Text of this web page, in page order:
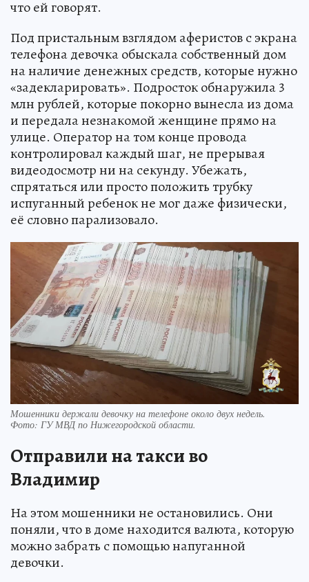
что ей говорят.
Под пристальным взглядом аферистов с экрана
телефона девочка обыскала собственный дом
на наличие денежных средств, которые нужно
«задекларировать». Подросток обнаружила 3
млн рублей, которые покорно вынесла из дома
и передала незнакомой женщине прямо на
улице. Оператор на том конце провода
контролировал каждый шаг, не прерывая
видеодосмотр ни на секунду. Убежать,
спрятаться или просто положить трубку
испуганный ребенок не мог даже физически,
её словно парализовало.
Мошенники держали девочку на телефоне около двух недель.
Фото: ГУ МВД по Нижегородской области.
Отправили на такси во
Владимир
На этом мошенники не остановились. Они
поняли, что в доме находится валюта, которую
можно забрать с помощью напуганной
девочки.